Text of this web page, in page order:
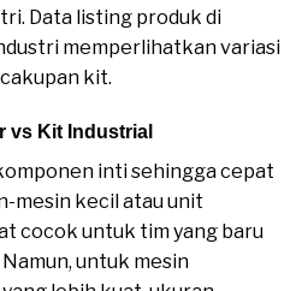
Data listing produk di
memperlihatkan variasi
kit.
vs Kit Industrial
inti sehingga cepat
mesin kecil atau unit
cocok untuk tim yang baru
untuk mesin